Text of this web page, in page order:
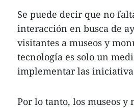
Se puede decir que no
interacción en busca de
visitantes a museos y
tecnología es solo un
implementar las
Por lo tanto, los museos